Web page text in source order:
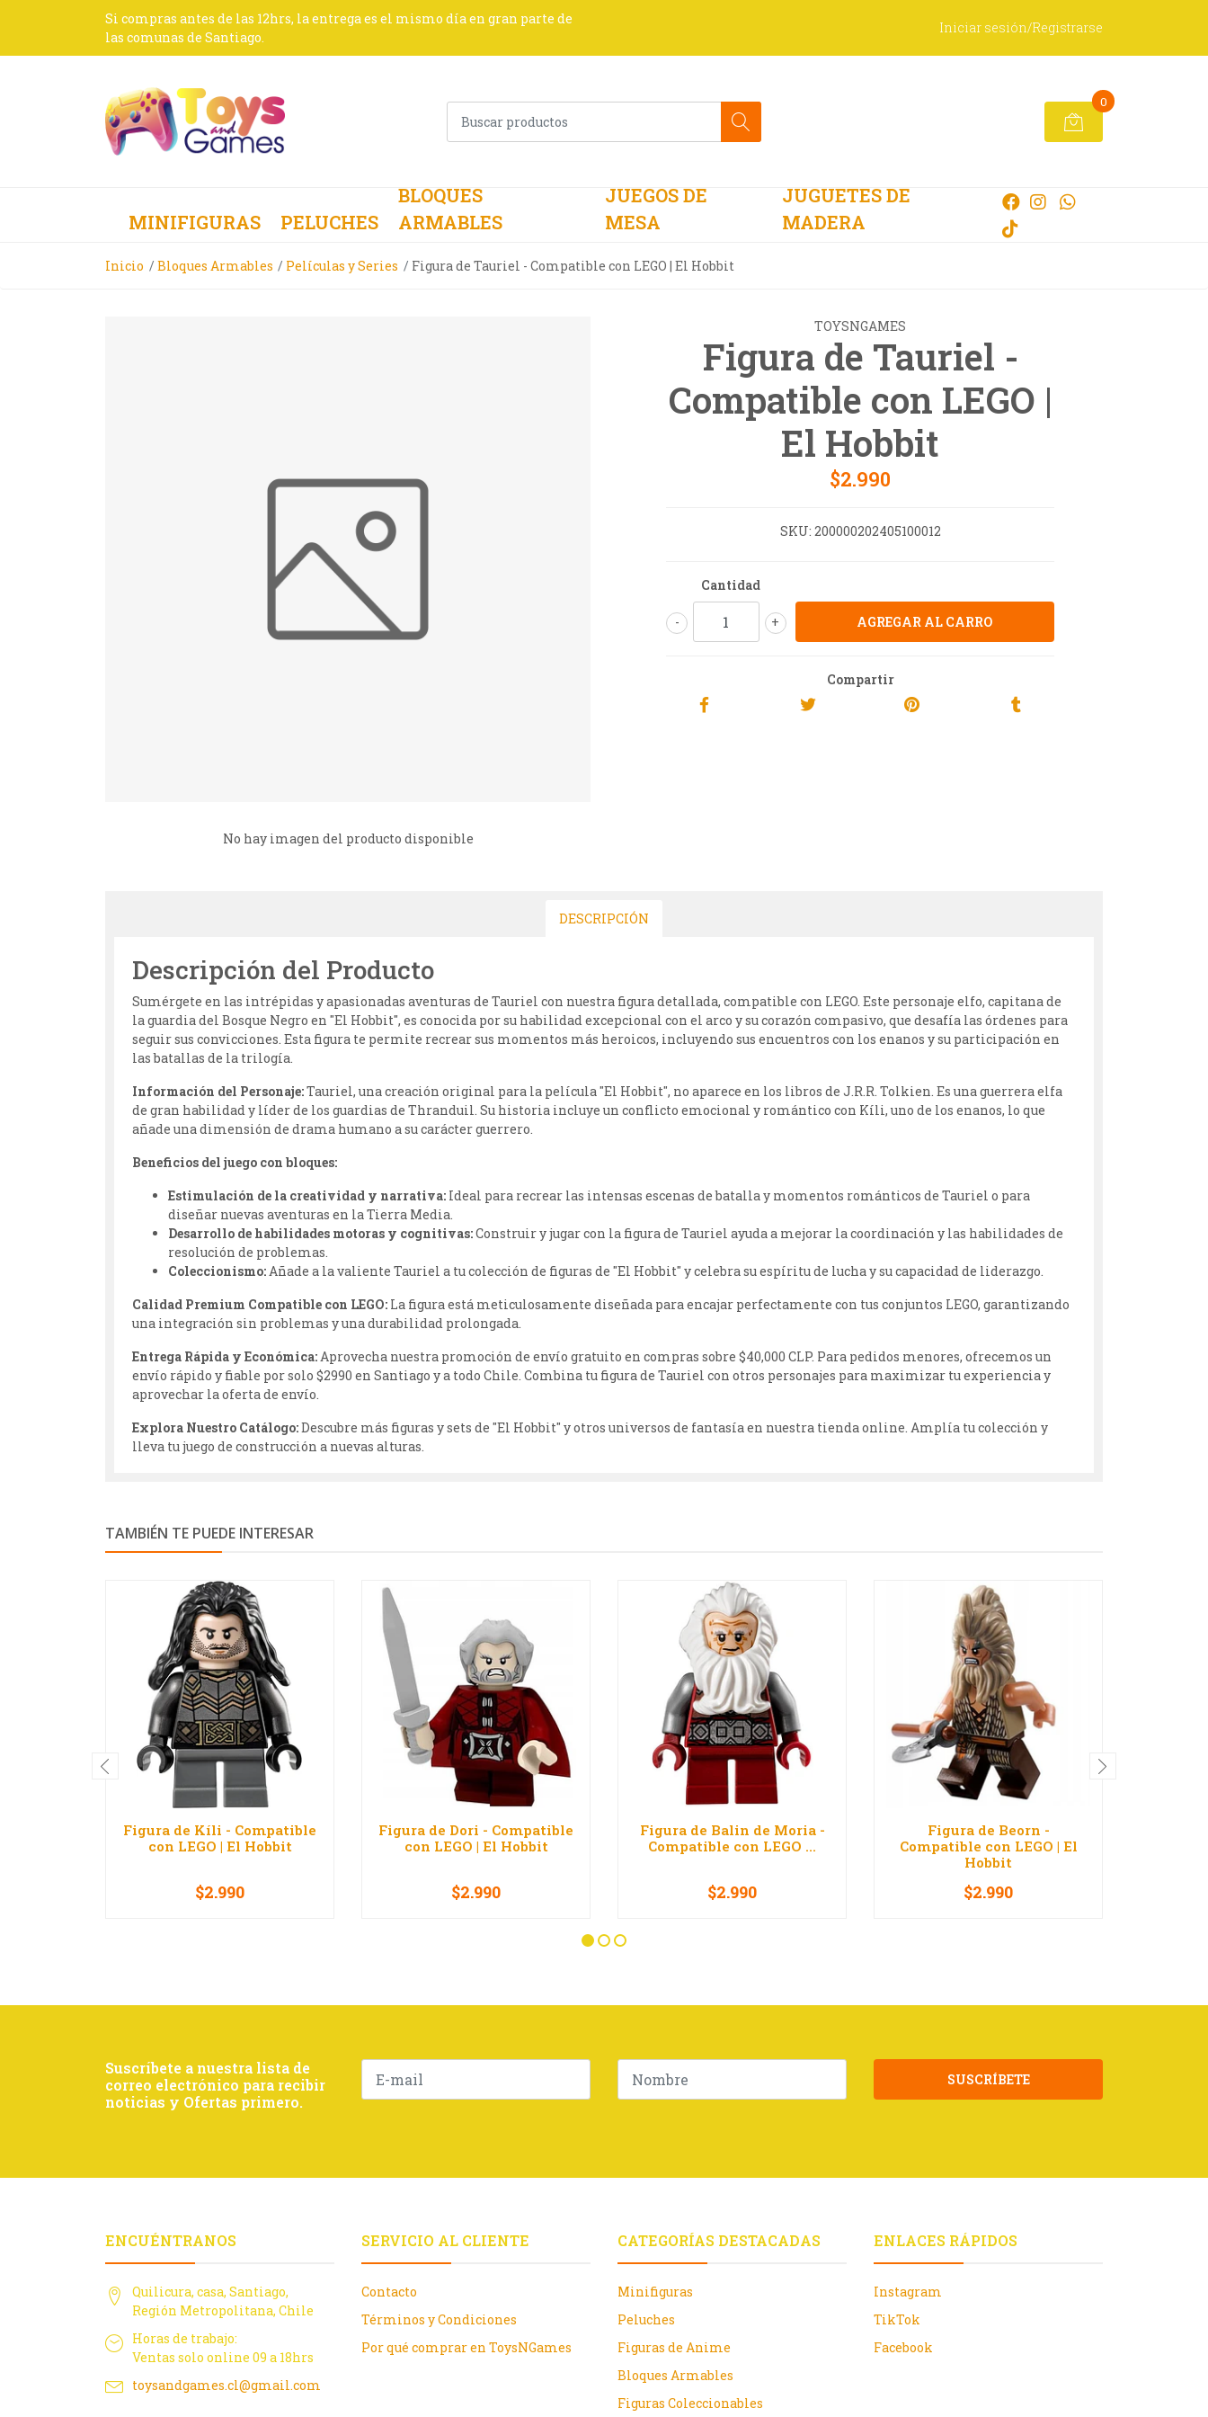
Si compras antes de las 12hrs, la entrega es el mismo día en gran parte de
las comunas de Santiago.
Iniciar sesión/Registrarse
0
MINIFIGURAS PELUCHES
BLOQUES
ARMABLES
JUEGOS DE
MESA
JUGUETES DE
MADERA
Inicio Bloques Armables Películas y Series Figura de Tauriel - Compatible con LEGO | El Hobbit
No hay imagen del producto disponible
TOYSNGAMES
Figura de Tauriel -
Compatible con LEGO |
El Hobbit
$2.990
SKU: 200000202405100012
Cantidad
+
-
Compartir
DESCRIPCIÓN
Descripción del Producto
Sumérgete en las intrépidas y apasionadas aventuras de Tauriel con nuestra figura detallada, compatible con LEGO. Este personaje elfo, capitana de
la guardia del Bosque Negro en "El Hobbit", es conocida por su habilidad excepcional con el arco y su corazón compasivo, que desafía las órdenes para
seguir sus convicciones. Esta figura te permite recrear sus momentos más heroicos, incluyendo sus encuentros con los enanos y su participación en
las batallas de la trilogía.
Información del Personaje:Tauriel, una creación original para la película "El Hobbit", no aparece en los libros de J.R.R. Tolkien. Es una guerrera elfa
de gran habilidad y líder de los guardias de Thranduil. Su historia incluye un conflicto emocional y romántico con Kíli, uno de los enanos, lo que
añade una dimensión de drama humano a su carácter guerrero.
Beneficios del juego con bloques:
Estimulación de la creatividad y narrativa: Ideal para recrear las intensas escenas de batalla y momentos románticos de Tauriel o para
diseñar nuevas aventuras en la Tierra Media.
Desarrollo de habilidades motoras y cognitivas:Construir y jugar con la figura de Tauriel ayuda a mejorar la coordinación y las habilidades de
resolución de problemas.
Coleccionismo:Añade a la valiente Tauriel a tu colección de figuras de "El Hobbit" y celebra su espíritu de lucha y su capacidad de liderazgo.
Calidad Premium Compatible con LEGO: La figura está meticulosamente diseñada para encajar perfectamente con tus conjuntos LEGO, garantizando
una integración sin problemas y una durabilidad prolongada.
Entrega Rápida y Económica:Aprovecha nuestra promoción de envío gratuito en compras sobre $40,000 CLP. Para pedidos menores, ofrecemos un
envío rápido y fiable por solo $2990 en Santiago y a todo Chile. Combina tu figura de Tauriel con otros personajes para maximizar tu experiencia y
aprovechar la oferta de envío.
Explora Nuestro Catálogo:Descubre más figuras y sets de "El Hobbit" y otros universos de fantasía en nuestra tienda online. Amplía tu colección y
lleva tu juego de construcción a nuevas alturas.
TAMBIÉN TE PUEDE INTERESAR
Figura de Kíli - Compatible
con LEGO | El Hobbit
+
$2.990
Figura de Dori - Compatible
con LEGO | El Hobbit
+
$2.990
Figura de Balin de Moria -
Compatible con LEGO ...
+
$2.990
Figura de Beorn -
Compatible con LEGO | El
Hobbit
+
$2.990
Suscríbete a nuestra lista de
correo electrónico para recibir
noticias y Ofertas primero.
SUSCRÍBETE
ENCUÉNTRANOS
Quilicura, casa, Santiago,
Región Metropolitana, Chile
Horas de trabajo:
Ventas solo online 09 a 18hrs
toysandgames.cl@gmail.com
SERVICIO AL CLIENTE
Contacto
Términos y Condiciones
Por qué comprar en ToysNGames
CATEGORÍAS DESTACADAS
Minifiguras
Peluches
Figuras de Anime
Bloques Armables
Figuras Coleccionables
ENLACES RÁPIDOS
Instagram
TikTok
Facebook